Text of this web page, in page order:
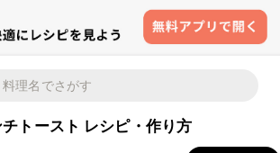
トースト レシピ・作り方